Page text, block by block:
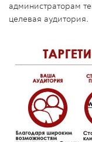
администраторам
целевая аудитория.